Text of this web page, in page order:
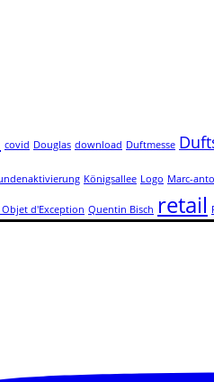
covid Douglas download Duftmesse
Königsallee Logo Marc-
d'Exception Quentin Bisch retail